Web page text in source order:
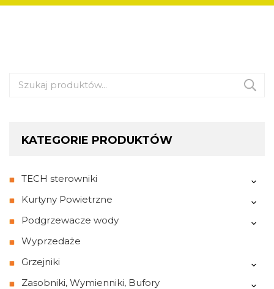
Szukaj:
KATEGORIE PRODUKTÓW
TECH sterowniki
Kurtyny Powietrzne
Podgrzewacze wody
Wyprzedaże
Grzejniki
Zasobniki, Wymienniki, Bufory